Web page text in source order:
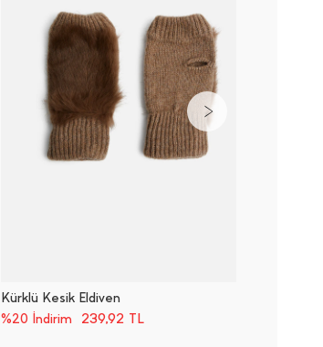
Kürklü Kesik Eldiven
%20 İndirim
239,92 TL